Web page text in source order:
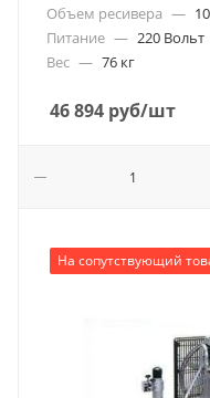
Объем ресивера —
Питание — 220 Вольт
Вес — 76 кг
46 894 руб/шт
На сопутствующий